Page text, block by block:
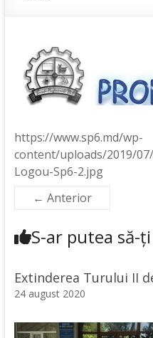
https://www.sp6.md/wp-
content/uploads/2019/
Logou-Sp6-2.jpg
← Anterior
S-ar putea să-
Extinderea Turului II
24 august 2020